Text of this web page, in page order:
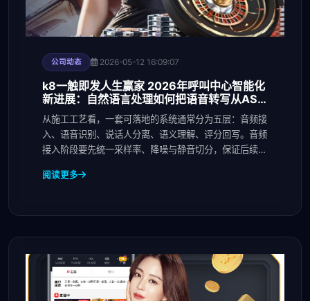
公司动态 2026-05-12 16:09:07
k8一触即发人生赢家 2026年呼叫中心智能化
新进展：自然语言处理如何把语音转写从ASR
延伸到质检评分
从施工工艺看，一套可落地的系统通常分为五层：音频接
入、语音识别、说话人分离、语义理解、评分回写。音频
接入阶段要先统一采样率、降噪与静音切分，保证后续识
阅读更多